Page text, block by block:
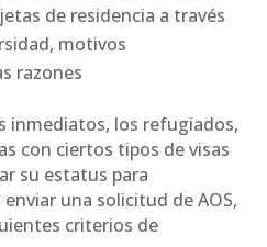
de residencia a través
motivos
razones
inmediatos, los refugiados,
con ciertos tipos de visas
su estatus para
una solicitud de AOS,
criterios de